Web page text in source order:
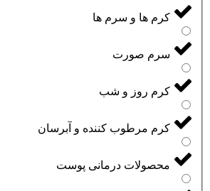
کرم ها و سرم ها
سرم صورت
کرم روز و شب
کرم مرطوب کننده و آبرسان
محصولات درمانی پوست